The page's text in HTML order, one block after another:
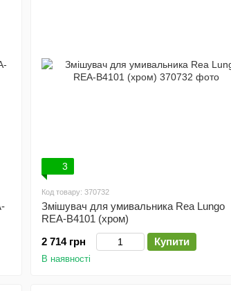
3
Код товару: 370732
Змішувач для умивальника Rea Lungo
REA-B4101 (хром)
2 714 грн
Купити
В наявності